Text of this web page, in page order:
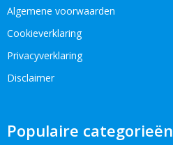
Algemene voorwaarden
Cookieverklaring
Privacyverklaring
Disclaimer
Populaire categorieën